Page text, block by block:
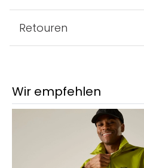
Retouren
Wir empfehlen